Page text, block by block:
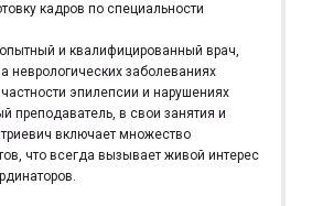
кадров по специальности
и квалифицированный врач,
неврологических заболеваниях
эпилепсии и нарушениях
преподаватель, в свои занятия и
включает множество
что всегда вызывает живой интерес